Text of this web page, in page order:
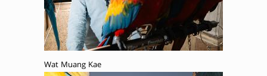
Wat Muang Kae